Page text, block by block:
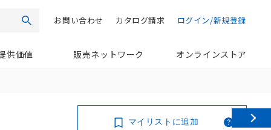
検索 ログイン/新規登録
カタログ請求
お問い合わせ
供価値 販売ネットワーク オンラインストア
マイリストに追加